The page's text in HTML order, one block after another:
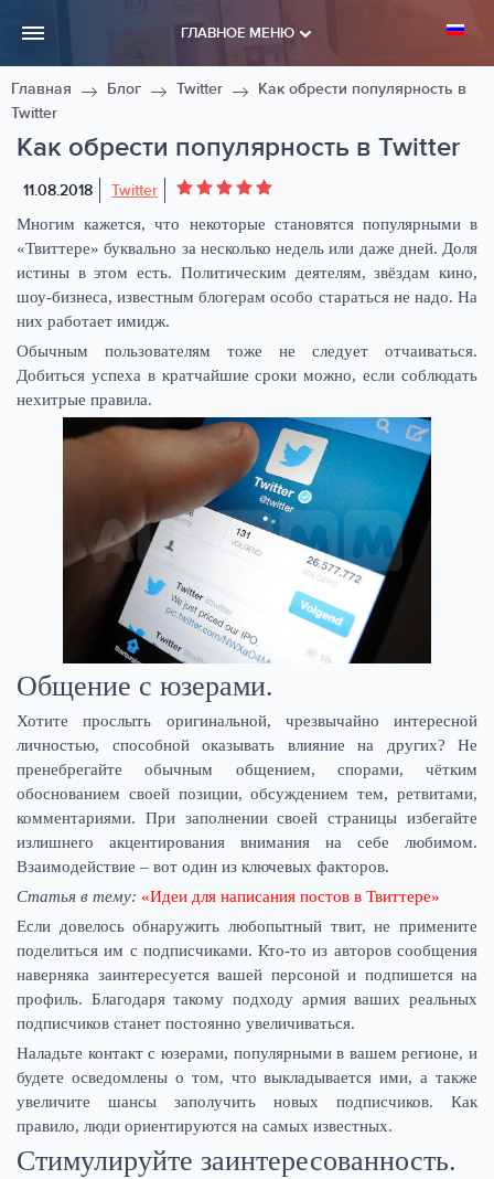
ГЛАВНОЕ МЕНЮ
Главная Блог Twitter
Как обрести популярность в
Twitter
Как обрести популярность в Twitter
11.08.2018 Twitter
Многим кажется, что некоторые становятся популярными в
«Твиттере» буквально за несколько недель или даже дней. Доля
истины в этом есть. Политическим деятелям, звёздам кино,
шоу-бизнеса, известным блогерам особо стараться не надо. На
них работает имидж.
Обычным пользователям тоже не следует отчаиваться.
Добиться успеха в кратчайшие сроки можно, если соблюдать
нехитрые правила.
Общение с юзерами.
Хотите прослыть оригинальной, чрезвычайно интересной
личностью, способной оказывать влияние на других? Не
пренебрегайте обычным общением, спорами, чётким
обоснованием своей позиции, обсуждением тем, ретвитами,
комментариями. При заполнении своей страницы избегайте
излишнего акцентирования внимания на себе любимом.
Взаимодействие – вот один из ключевых факторов.
Статья в тему: «Идеи для написания постов в Твиттере»
Если довелось обнаружить любопытный твит, не примените
поделиться им с подписчиками. Кто-то из авторов сообщения
наверняка заинтересуется вашей персоной и подпишется на
профиль. Благодаря такому подходу армия ваших реальных
подписчиков станет постоянно увеличиваться.
Наладьте контакт с юзерами, популярными в вашем регионе, и
будете осведомлены о том, что выкладывается ими, а также
увеличите шансы заполучить новых подписчиков. Как
правило, люди ориентируются на самых известных.
Стимулируйте заинтересованность.